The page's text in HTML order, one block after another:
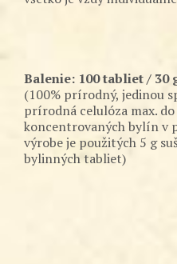
Balenie: 100 tabliet / 30
(100% prírodný, jedinou
prírodná celulóza max.
koncentrovaných bylín v
výrobe je použitých 5 g
bylinných tabliet)